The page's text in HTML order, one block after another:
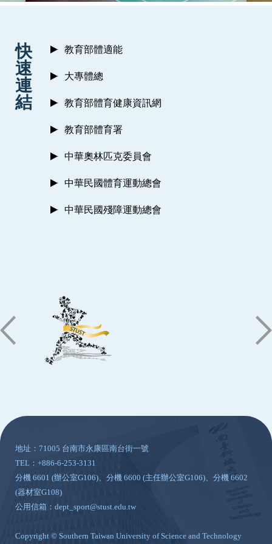
快
速
連
結
教育部體適能
大專體總
教育部體育健康資訊網
教育部體育署
中華奧林匹克委員會
中華民國體育運動總會
中華民國殘障運動總會
地址：71005 台南市永康區南台街一號
TEL：+886-6-253-3131
分機 6601 (辦公室G106)、分機 6600 (主任辦公室G106)、分機 6602
(器材室G108)
公用信箱：dept_sport@stust.edu.tw
Copyright © Southern Taiwan University of Science and Technology